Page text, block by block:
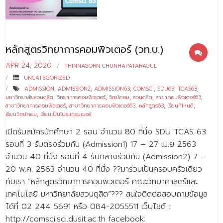
- - บุคลากรสนับสนุน
- วิทยาศาสตรบัณฑิต
- - วิทยาการคอมพิวเตอร์
- - วิทยาศาสตร์เครื่องสำอาง
- - อาชีวอนามัยและความปลอดภัย
- - อนามัยสิ่งแวดล้อมและสาธารณภัย
- - วิทยาศาสตร์การแพทย์
- - ความมั่นคงปลอดภัยไซเบอร์
- - อุตสาหกรรมชีวภาพเพื่อธุรกิจ
- ศึกษาศาสตรบัณฑิต
หลักสูตรวิทยาการคอมพิวเตอร์ (วท.บ.)
APR 24, 2020
THINNAGORN CHUNHAPATARAGUL
UNCATEGORIZED
ADMISSION, ADMISSION2, ADMISSION63, COMSCI, SDU63, TCAS63,
มหาวิทยาลัยสวนดุสิต, วิทยาการคอมพิวเตอร์, วิทย์คอม, สวนดุสิต, สาขาคอมพิวเตอร์63,
สาขาวิทยาการคอมพิวเตอร์, สาขาวิทยาการคอมพิวเตอร์63, หลักสูตร63, เรียนที่ไหนดี,
เรียนวิทย์คอม, เรียนเป็นโปรแกรมเมอร์
เปิดรับสมัครนักศึกษา 2 รอบ จำนวน 80 ที่นั่ง SDU TCAS 63
รอบที่ 3 รับตรงร่วมกัน (Admission1) 17 – 27 เม.ย 2563
จำนวน 40 ที่นั่ง รอบที่ 4 รับกลางร่วมกัน (Admission2) 7 –
20 พ.ค. 2563 จำนวน 40 ที่นั่ง ??มาร่วมเป็นครอบครัวเดียว
กับเรา “หลักสูตรวิทยาการคอมพิวเตอร์ คณะวิทยาศาสตร์และ
เทคโนโลยี มหาวิทยาลัยสวนดุสิต”??? สนใจติดต่อสอบถามข้อมูล
ได้ที่ 02 244 5691 หรือ 084-2055511 เว็บไชต์ ::
http://comsci.sci.dusit.ac.th facebook: